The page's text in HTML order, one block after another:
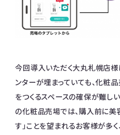
今回導入いただく大丸札幌店様
ンターが埋まっていても、化粧
をつくるスペースの確保が難し
の化粧品売場では、購入前に美
す」ことを望まれるお客様が多